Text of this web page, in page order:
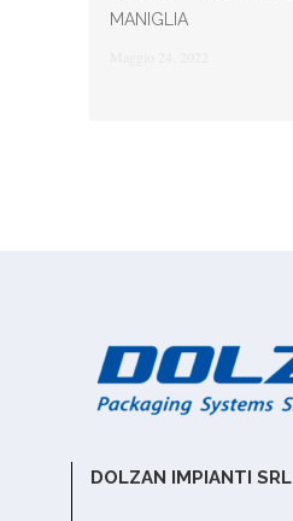
MANIGLIA
DOLZAN IMPIANTI SRL